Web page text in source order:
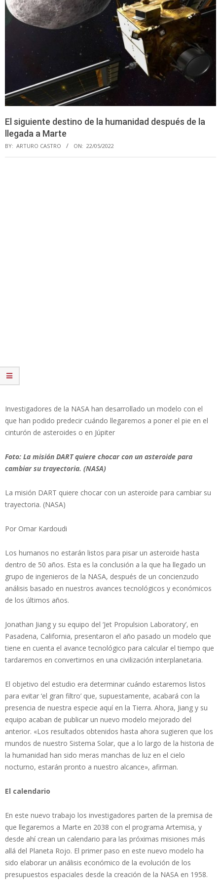
El siguiente destino de la humanidad después de la
llegada a Marte
BY: ARTURO CASTRO ON: 22/05/2022
Investigadores de la NASA han desarrollado un modelo con el
que han podido predecir cuándo llegaremos a poner el pie en el
cinturón de asteroides o en Júpiter
Foto: La misión DART quiere chocar con un asteroide para
cambiar su trayectoria. (NASA)
La misión DART quiere chocar con un asteroide para cambiar su
trayectoria. (NASA)
Por Omar Kardoudi
Los humanos no estarán listos para pisar un asteroide hasta
dentro de 50 años. Esta es la conclusión a la que ha llegado un
grupo de ingenieros de la NASA, después de un concienzudo
análisis basado en nuestros avances tecnológicos y económicos
de los últimos años.
Jonathan Jiang y su equipo del ‘Jet Propulsion Laboratory’, en
Pasadena, California, presentaron el año pasado un modelo que
tiene en cuenta el avance tecnológico para calcular el tiempo que
tardaremos en convertirnos en una civilización interplanetaria.
El objetivo del estudio era determinar cuándo estaremos listos
para evitar ‘el gran filtro’ que, supuestamente, acabará con la
presencia de nuestra especie aquí en la Tierra. Ahora, Jiang y su
equipo acaban de publicar un nuevo modelo mejorado del
anterior. «Los resultados obtenidos hasta ahora sugieren que los
mundos de nuestro Sistema Solar, que a lo largo de la historia de
la humanidad han sido meras manchas de luz en el cielo
nocturno, estarán pronto a nuestro alcance», afirman.
El calendario
En este nuevo trabajo los investigadores parten de la premisa de
que llegaremos a Marte en 2038 con el programa Artemisa, y
desde ahí crean un calendario para las próximas misiones más
allá del Planeta Rojo. El primer paso en este nuevo modelo ha
sido elaborar un análisis económico de la evolución de los
presupuestos espaciales desde la creación de la NASA en 1958.